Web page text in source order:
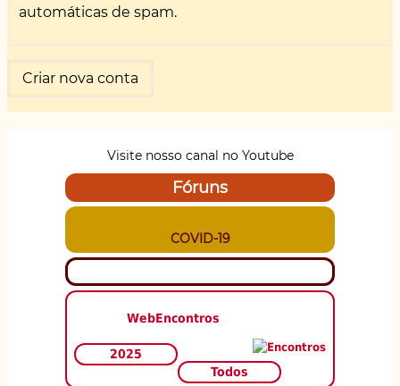
automáticas de spam.
Visite nosso canal no Youtube
Fóruns
COVID-19
WebEncontros
2025
Todos